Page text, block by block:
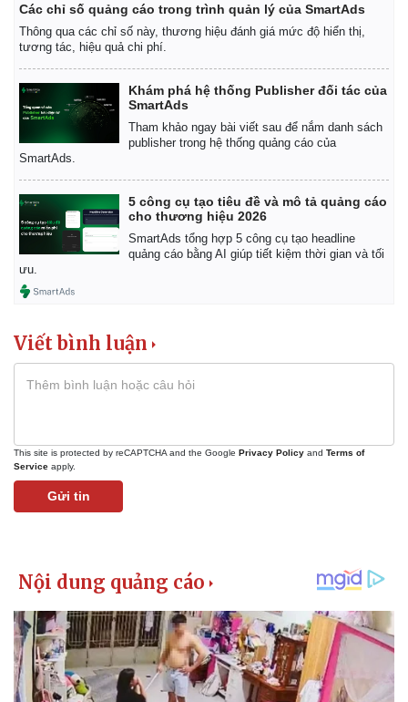
Các chỉ số quảng cáo trong trình quản lý của SmartAds
Thông qua các chỉ số này, thương hiệu đánh giá mức độ hiển thị,
tương tác, hiệu quả chi phí.
Khám phá hệ thống Publisher đối tác của
SmartAds
Tham khảo ngay bài viết sau để nắm danh sách
publisher trong hệ thống quảng cáo của
SmartAds.
5 công cụ tạo tiêu đề và mô tả quảng cáo
cho thương hiệu 2026
SmartAds tổng hợp 5 công cụ tạo headline
quảng cáo bằng AI giúp tiết kiệm thời gian và tối
ưu.
Viết bình luận
This site is protected by reCAPTCHA and the Google Privacy Policy and Terms of
Service apply.
Gửi tin